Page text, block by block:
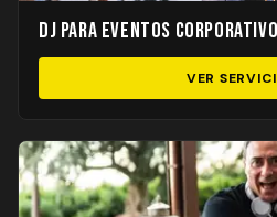
DJ para Eventos
VER